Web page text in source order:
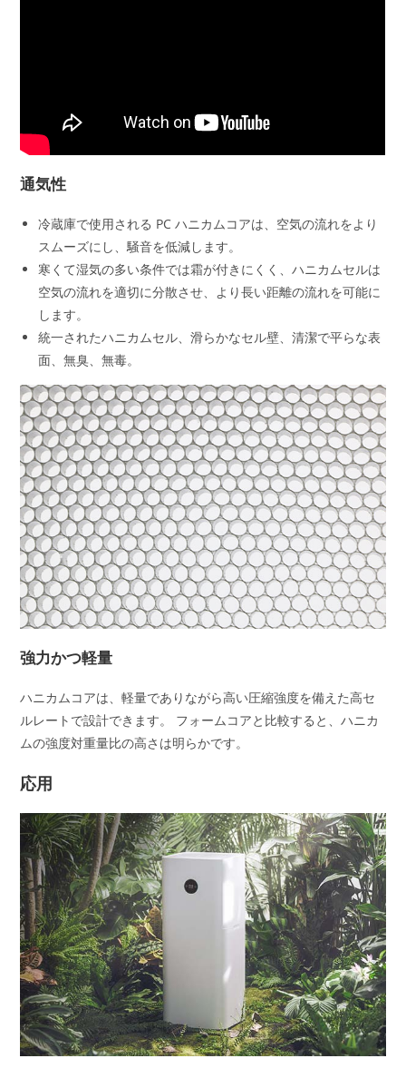
通気性
冷蔵庫で使用される PC ハニカムコアは、空気の流れをより
スムーズにし、騒音を低減します。
寒くて湿気の多い条件では霜が付きにくく、ハニカムセルは
空気の流れを適切に分散させ、より長い距離の流れを可能に
します。
統一されたハニカムセル、滑らかなセル壁、清潔で平らな表
面、無臭、無毒。
強力かつ軽量
ハニカムコアは、軽量でありながら高い圧縮強度を備えた高セ
ルレートで設計できます。 フォームコアと比較すると、ハニカ
ムの強度対重量比の高さは明らかです。
応用